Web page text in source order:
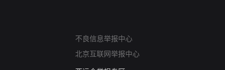
不良信息举报中心
北京互联网举报中心
算法推荐专项举报